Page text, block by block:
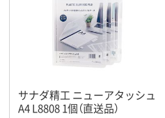
サナダ精工 ニューアタッシュ
A4 L8808 1個（直送品）